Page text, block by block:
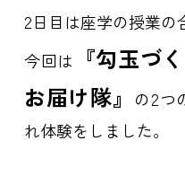
2日目は座学の授業の
今回は
『勾玉づく
お届け隊』
の2つ
れ体験をしました。